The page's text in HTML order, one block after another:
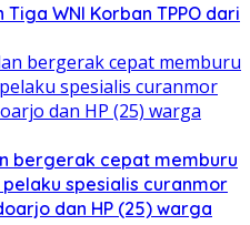
WNI Korban TPPO dari
bergerak cepat memburu
spesialis curanmor
dan HP (25) warga